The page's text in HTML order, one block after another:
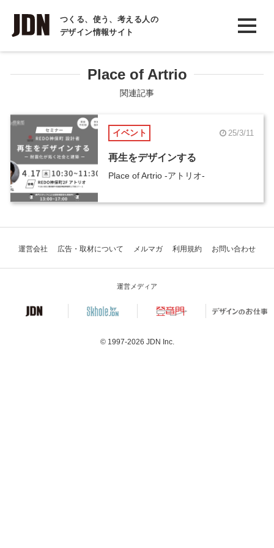
つくる、使う、考える人の
デザイン情報サイト
INTERVIEW
インタビュー
REPORT
COLUMN
コラム
Place of Artrio
関連記事
イベント 25/3/11
再生をデザインする
Place of Artrio -アトリオ-
運営会社 広告・取材について メルマガ 利用規約 お問い合わせ
運営メディア
© 1997-2026 JDN Inc.